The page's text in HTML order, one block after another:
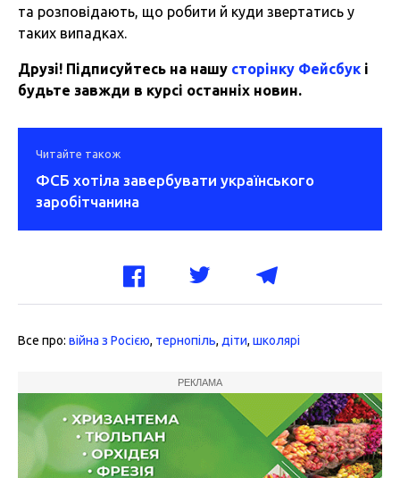
та розповідають, що робити й куди звертатись у
таких випадках.
Друзі! Підписуйтесь на нашу сторінку Фейсбук і
будьте завжди в курсі останніх новин.
Читайте також
ФСБ хотіла завербувати українського
заробітчанина
Все про: війна з Росією, тернопіль, діти, школярі
РЕКЛАМА